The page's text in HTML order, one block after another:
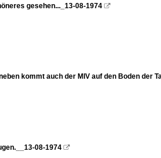
gesehen..._13-08-1974 
kommt auch der MIV auf den Boden der
08-1974 